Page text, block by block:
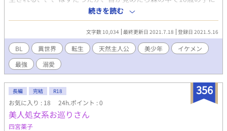
なっていた。 そして、蒼空が転生したヴィンセント王国では、あ
る森で膨大な魔力が感知されたと報告があり、兵士たちに森へ調
査させに行くが、森での記憶を全て忘れてしまうという奇妙な出
来事が起きていた そのため、第1王子であるノア王子が騎士団長
らと共に森へ行くが、そこで見つけたのは、、 ド天然美少年×溺
愛イケメン王子 Ｒ18指定あるかもです 初投稿なので多少、文がお
かしくなるかもですけど、暖かい目で見てください！
続きを読む
文字数 10,034 最終更新日 2021.7.18 登録日 2021.5.16
BL 異世界 転生 天然主人公 美少年
イケメン
最強
溺愛
356
長編 完結 R18
お気に入り : 18 24h.ポイント : 0
美人処女系お巡りさん
四宮薬子